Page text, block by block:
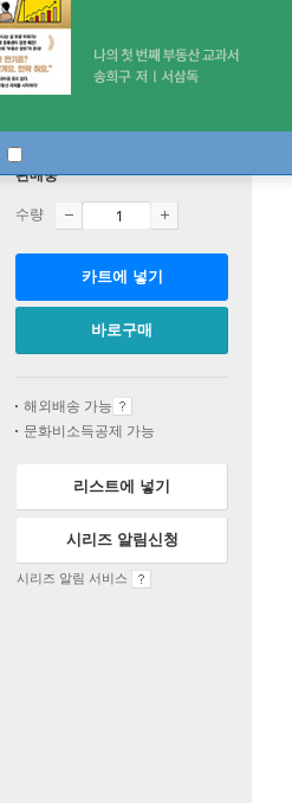
판매중
수량
카트에 넣기
바로구매
해외배송 가능
문화비소득공제 가능
리스트에 넣기
시리즈 알림신청
시리즈 알림 서비스